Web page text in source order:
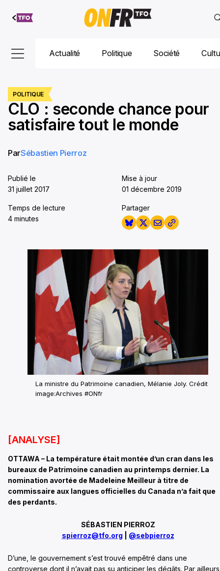
Aller au
contenu
Actualité Politique Société
POLITIQUE
CLO : seconde chance pour
satisfaire tout le monde
ParSébastien Pierroz
Publié le
31 juillet 2017
Mise à jour
01 décembre 2019
Temps de lecture
4 minutes
Partager
La ministre du Patrimoine canadien, Mélanie Joly. Crédit
image:Archives #ONfr
[ANALYSE]
OTTAWA – La température était montée d’un cran dans les
bureaux de Patrimoine canadien au printemps dernier. La
nomination avortée de Madeleine Meilleur à titre de
commissaire aux langues officielles du Canada n’a fait que
des perdants.
SÉBASTIEN PIERROZ
spierroz@tfo.org
@sebpierroz
D’une, le gouvernement s’est trouvé empêtré dans une
controverse dont il n’avait pas su anticiper les dégâts. Par